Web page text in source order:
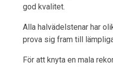
god kvalitet.
Alla halvädelstenar har
prova sig fram till
För att knyta en mala